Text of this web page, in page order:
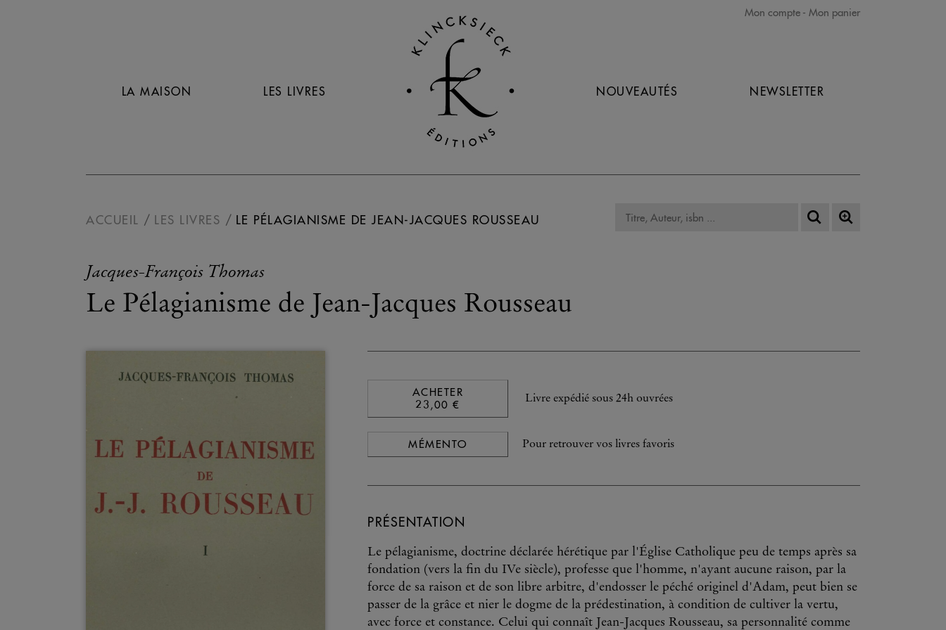
Mon compte Mon panier
LA MAISON LES LIVRES NOUVEAUTÉS NEWSLETTER
ACCUEIL LES LIVRES LE PÉLAGIANISME DE JEAN-JACQUES ROUSSEAU
Jacques-François Thomas
Le Pélagianisme de Jean-Jacques Rousseau
ACHETER
23,00 €
Livre expédié sous 24h ouvrées
MÉMENTO Pour retrouver vos livres favoris
PRÉSENTATION
Le pélagianisme, doctrine déclarée hérétique par l'Église Catholique peu de temps après sa
fondation (vers la fin du IVe siècle), professe que l'homme, n'ayant aucune raison, par la
force de sa raison et de son libre arbitre, d'endosser le péché originel d'Adam, peut bien se
passer de la grâce et nier le dogme de la prédestination, à condition de cultiver la vertu,
avec force et constance. Celui qui connaît Jean-Jacques Rousseau, sa personnalité comme